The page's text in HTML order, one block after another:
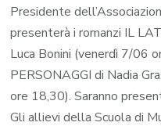
Presidente
presenterà i romanzi IL
Luca Bonini (venerdì 7/06
PERSONAGGI di Nadia
ore 18,30). Saranno
Gli allievi della Scuola di